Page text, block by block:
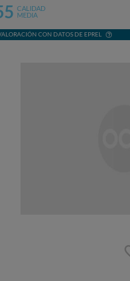
CALIDAD
MEDIA
CON DATOS DE EPREL